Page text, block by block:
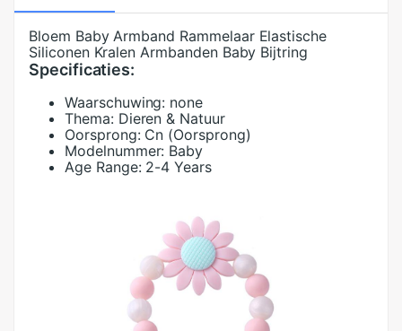
Bloem Baby Armband Rammelaar Elastische
Siliconen Kralen Armbanden Baby Bijtring
Specificaties:
Waarschuwing: none
Thema: Dieren & Natuur
Oorsprong: Cn (Oorsprong)
Modelnummer: Baby
Age Range: 2-4 Years